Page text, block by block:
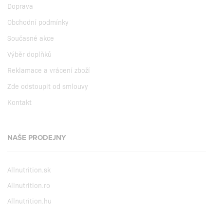
Doprava
Obchodní podmínky
Současné akce
Výběr doplňků
Reklamace a vrácení zboží
Zde odstoupit od smlouvy
Kontakt
NAŠE PRODEJNY
Allnutrition.sk
Allnutrition.ro
Allnutrition.hu